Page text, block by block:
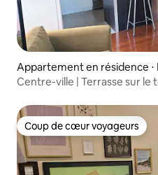
Appartement en résidence ⋅
Centre-ville | Terrasse sur le
Coup de cœur voyageurs
Coup de cœur voyageurs